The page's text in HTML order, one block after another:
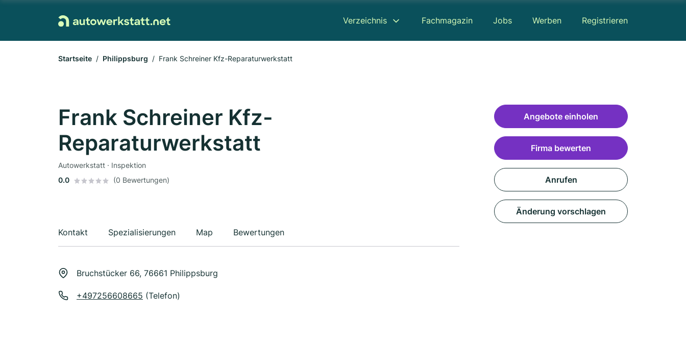
Verzeichnis Fachmagazin Jobs Werben Registrieren
Startseite Philippsburg Frank Schreiner Kfz-Reparaturwerkstatt
Frank Schreiner Kfz-
Reparaturwerkstatt
Autowerkstatt · Inspektion
0.0
(0 Bewertungen)
Kontakt Spezialisierungen Map Bewertungen
Bruchstücker 66, 76661 Philippsburg
+497256608665 (Telefon)
Angebote einholen
Firma bewerten
Anrufen
Änderung vorschlagen